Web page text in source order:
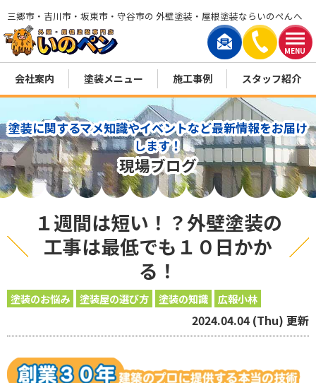
MENU
三郷市・吉川市・坂東市・守谷市の 外壁塗装・屋根塗装ならいのぺんへ
会社案内 塗装メニュー 施工事例 スタッフ紹介
塗装に関するマメ知識やイベントなど最新情報をお届け
します！
現場ブログ
１週間は短い！？外壁塗装の
工事は最低でも１０日かか
る！
塗装のお悩み 塗装屋の選び方 塗装の知識 広報小林
2024.04.04 (Thu) 更新